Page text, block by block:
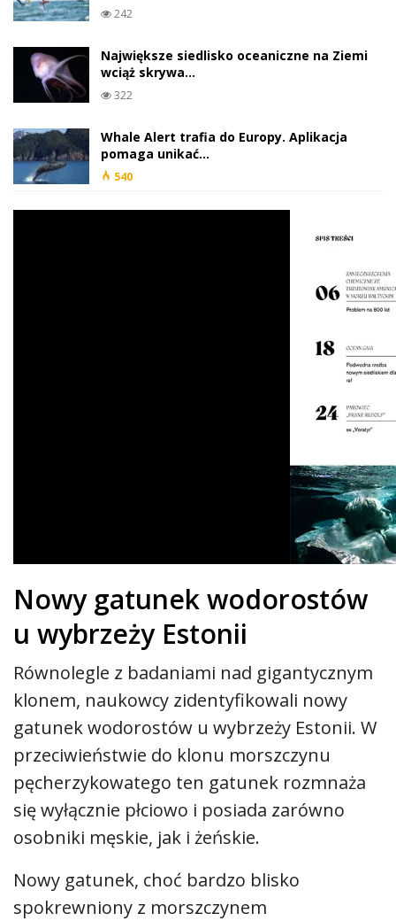
242
Największe siedlisko oceaniczne na Ziemi
wciąż skrywa…
322
Whale Alert trafia do Europy. Aplikacja
pomaga unikać…
540
Nowy gatunek wodorostów
u wybrzeży Estonii
Równolegle z badaniami nad gigantycznym
klonem, naukowcy zidentyfikowali nowy
gatunek wodorostów u wybrzeży Estonii. W
przeciwieństwie do klonu morszczynu
pęcherzykowatego ten gatunek rozmnaża
się wyłącznie płciowo i posiada zarówno
osobniki męskie, jak i żeńskie.
Nowy gatunek, choć bardzo blisko
spokrewniony z morszczynem